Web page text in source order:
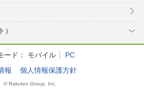
）
ード： モバイル
PC
報
個人情報保護方針
© Rakuten Group, Inc.